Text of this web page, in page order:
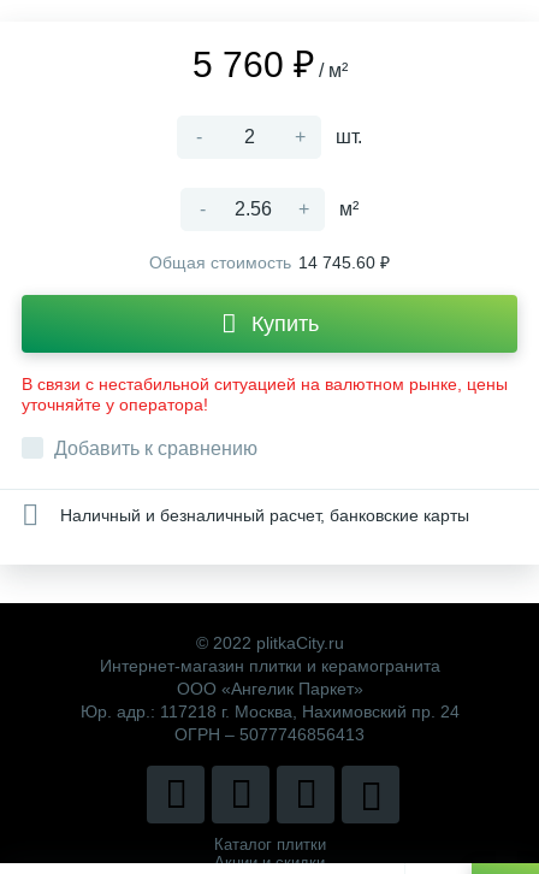
5 760 ₽ / м²
- + шт.
- + м²
Общая стоимость 14 745.60 ₽
Купить
В связи с нестабильной ситуацией на валютном рынке, цены
уточняйте у оператора!
Добавить к сравнению
Наличный и безналичный расчет, банковские карты
© 2022 plitkaCity.ru
Интернет-магазин плитки и керамогранита
ООО «Ангелик Паркет»
Юр. адр.: 117218 г. Москва, Нахимовский пр. 24
ОГРН – 5077746856413
Каталог плитки
Акции и скидки